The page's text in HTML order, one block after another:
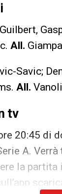
All.
Savic;
All.
tv
20:45 di
A.
la